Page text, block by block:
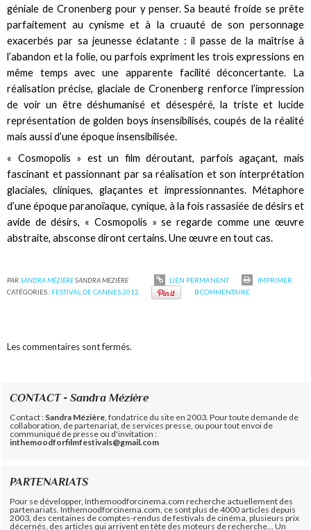
géniale de Cronenberg pour y penser. Sa beauté froide se prête
parfaitement au cynisme et à la cruauté de son personnage
exacerbés par sa jeunesse éclatante : il passe de la maîtrise à
l’abandon et la folie, ou parfois expriment les trois expressions en
même temps avec une apparente facilité déconcertante. La
réalisation précise, glaciale de Cronenberg renforce l’impression
de voir un être déshumanisé et désespéré, la triste et lucide
représentation de golden boys insensibilisés, coupés de la réalité
mais aussi d’une époque insensibilisée.
« Cosmopolis » est un film déroutant, parfois agaçant, mais
fascinant et passionnant par sa réalisation et son interprétation
glaciales, cliniques, glaçantes et impressionnantes. Métaphore
d’une époque paranoïaque, cynique, à la fois rassasiée de désirs et
avide de désirs, « Cosmopolis » se regarde comme une œuvre
abstraite, absconse diront certains. Une œuvre en tout cas.
PARSANDRA MÉZIÈRESANDRA MÉZIÈRE LIEN PERMANENT
IMPRIMER
CATÉGORIES : FESTIVAL DE CANNES 2012 0COMMENTAIRE
Les commentaires sont fermés.
CONTACT - Sandra Mézière
Contact : Sandra Mézière , fondatrice du site en 2003. Pour toute demande de
collaboration, de partenariat, de services presse, ou pour tout envoi de
communiqué de presse ou d'invitation :
inthemoodforfilmfestivals@gmail.com
PARTENARIATS
Pour se développer, Inthemoodforcinema.com recherche actuellement des
partenariats. Inthemoodforcinema.com, ce sont plus de 4000 articles depuis
2003, des centaines de comptes-rendus de festivals de cinéma, plusieurs prix
décernés, des articles qui arrivent en tête des moteurs de recherche... Un